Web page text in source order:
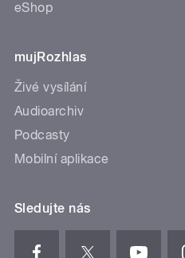
eShop
mujRozhlas
Živé vysílání
Audioarchiv
Podcasty
Mobilní aplikace
Sledujte nás